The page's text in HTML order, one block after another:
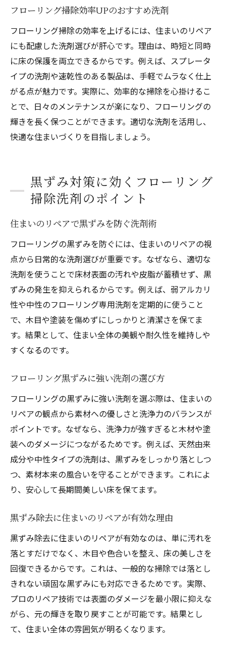
フローリング掃除効率UPのおすすめ洗剤
フローリング掃除の効率を上げるには、住まいのリペア
にも配慮した洗剤選びが肝心です。理由は、時短と同時
に床の保護を両立できるからです。例えば、スプレータ
イプの洗剤や速乾性のある製品は、手軽でムラなく仕上
がる点が魅力です。実際に、効率的な掃除を心掛けるこ
とで、日々のメンテナンスが楽になり、フローリングの
輝きを長く保つことができます。適切な洗剤を活用し、
快適な住まいづくりを目指しましょう。
黒ずみ対策に効くフローリング
掃除洗剤のポイント
住まいのリペアで黒ずみを防ぐ洗剤術
フローリングの黒ずみを防ぐには、住まいのリペアの視
点から日常的な洗剤選びが重要です。なぜなら、適切な
洗剤を使うことで床材表面の汚れや皮脂が蓄積せず、黒
ずみの発生を抑えられるからです。例えば、弱アルカリ
性や中性のフローリング専用洗剤を定期的に使うこと
で、木目や塗装を傷めずにしっかりと清潔さを保てま
す。結果として、住まい全体の美観や耐久性を維持しや
すくなるのです。
フローリング黒ずみに強い洗剤の選び方
フローリングの黒ずみに強い洗剤を選ぶ際は、住まいの
リペアの観点から素材への優しさと洗浄力のバランスが
ポイントです。なぜなら、洗浄力が強すぎると木材や塗
装へのダメージにつながるためです。例えば、天然由来
成分や中性タイプの洗剤は、黒ずみをしっかり落としつ
つ、素材本来の風合いを守ることができます。これによ
り、安心して長期間美しい床を保てます。
黒ずみ除去に住まいのリペアが有効な理由
黒ずみ除去に住まいのリペアが有効なのは、単に汚れを
落とすだけでなく、木目や色合いを整え、床の美しさを
回復できるからです。これは、一般的な掃除では落とし
きれない頑固な黒ずみにも対応できるためです。実際、
プロのリペア技術では表面のダメージを最小限に抑えな
がら、元の輝きを取り戻すことが可能です。結果とし
て、住まい全体の雰囲気が明るくなります。